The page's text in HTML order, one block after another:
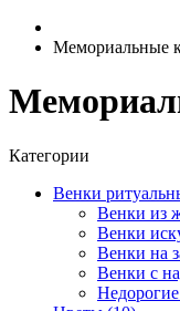
Мемориальные
Категории
Венки
Венки из
Венки
Венки на
Венки с